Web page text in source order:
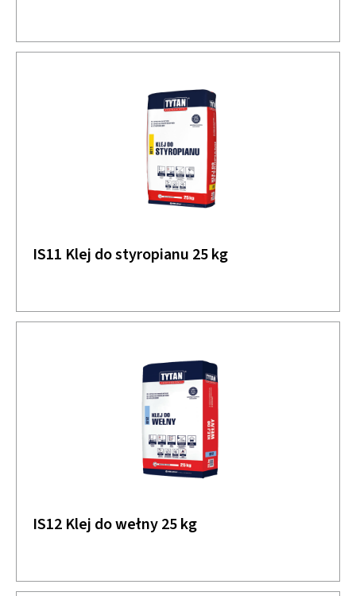
IS11 Klej do styropianu 25 kg
IS12 Klej do wełny 25 kg